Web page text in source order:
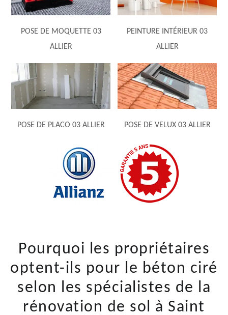
POSE DE MOQUETTE 03
ALLIER
PEINTURE INTÉRIEUR 03
ALLIER
POSE DE PLACO 03 ALLIER POSE DE VELUX 03 ALLIER
Pourquoi les propriétaires
optent-ils pour le béton ciré
selon les spécialistes de la
rénovation de sol à Saint